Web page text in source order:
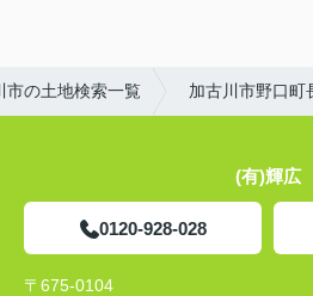
市の土地検索一覧 加古川市野口
(有)輝広
0120-928-028
〒675-0104